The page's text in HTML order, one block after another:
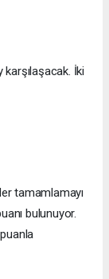
İki
tamamlamayı
bulunuyor.